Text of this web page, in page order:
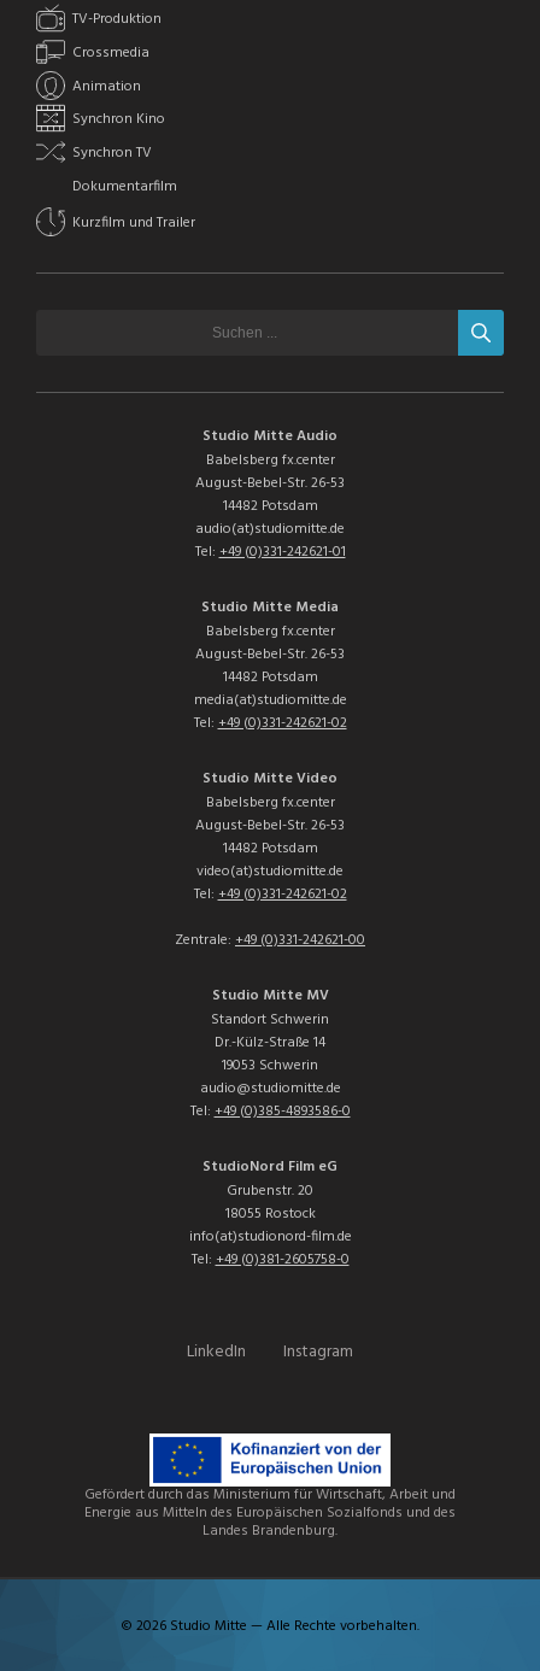
TV-Produktion
Crossmedia
Animation
Synchron Kino
Synchron TV
Dokumentarfilm
Kurzfilm und Trailer
Studio Mitte Audio
Babelsberg fx.center
August-Bebel-Str. 26-53
14482 Potsdam
audio(at)studiomitte.de
Tel:+49 (0)331-242621-01
Studio Mitte Media
Babelsberg fx.center
August-Bebel-Str. 26-53
14482 Potsdam
media(at)studiomitte.de
Tel:+49 (0)331-242621-02
Studio Mitte Video
Babelsberg fx.center
August-Bebel-Str. 26-53
14482 Potsdam
video(at)studiomitte.de
Tel:+49 (0)331-242621-02
Zentrale: +49 (0)331-242621-00
Studio Mitte MV
Standort Schwerin
Dr.-Külz-Straße 14
19053 Schwerin
audio@studiomitte.de
Tel:+49 (0)385-4893586-0
StudioNord Film eG
Grubenstr. 20
18055 Rostock
info(at)studionord-film.de
Tel:+49 (0)381-2605758-0
LinkedIn Instagram
Gefördert durch das Ministerium für Wirtschaft, Arbeit und
Energie aus Mitteln des Europäischen Sozialfonds und des
Landes Brandenburg.
© 2026 Studio Mitte — Alle Rechte vorbehalten.